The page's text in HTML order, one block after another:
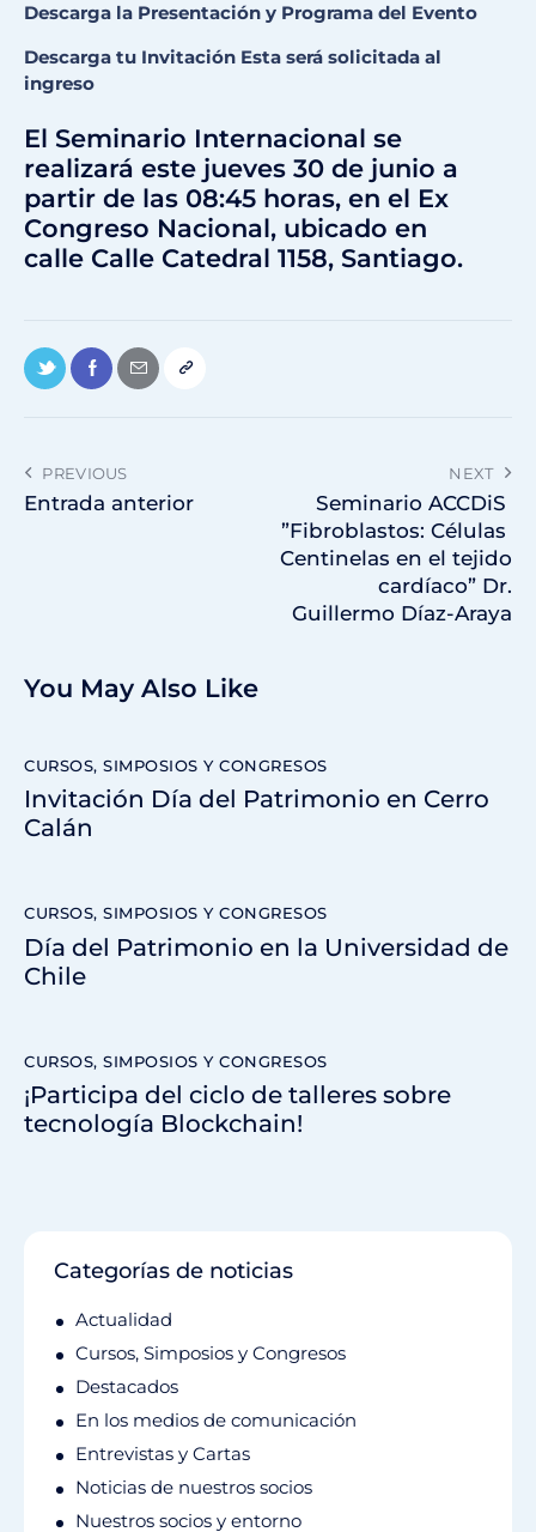
Descarga la Presentación y Programa del Evento
Descarga tu Invitación Esta será solicitada al
ingreso
El Seminario Internacional se
realizará este jueves 30 de junio a
partir de las 08:45 horas, en el Ex
Congreso Nacional, ubicado en
calle Calle Catedral 1158, Santiago.
PREVIOUS
Entrada anterior
NEXT
Seminario ACCDiS​ ​
”Fibroblastos: Células ​
C​entinelas en el tejido
​c​ardíaco” Dr.
Guillermo Díaz-Araya
You May Also Like
CURSOS, SIMPOSIOS Y CONGRESOS
Invitación Día del Patrimonio en Cerro
Calán
CURSOS, SIMPOSIOS Y CONGRESOS
Día del Patrimonio en la Universidad de
Chile
CURSOS, SIMPOSIOS Y CONGRESOS
¡Participa del ciclo de talleres sobre
tecnología Blockchain!
Categorías de noticias
Actualidad
Cursos, Simposios y Congresos
Destacados
En los medios de comunicación
Entrevistas y Cartas
Noticias de nuestros socios
Nuestros socios y entorno